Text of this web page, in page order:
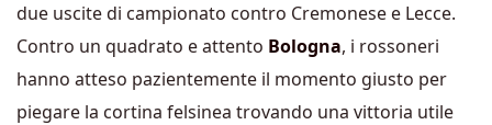
due uscite di campionato contro Cremonese e Lecce.
Contro un quadrato e attento Bologna, i rossoneri
hanno atteso pazientemente il momento giusto per
piegare la cortina felsinea trovando una vittoria utile